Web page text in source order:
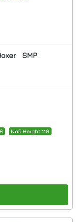
SMP
No5 Height 110